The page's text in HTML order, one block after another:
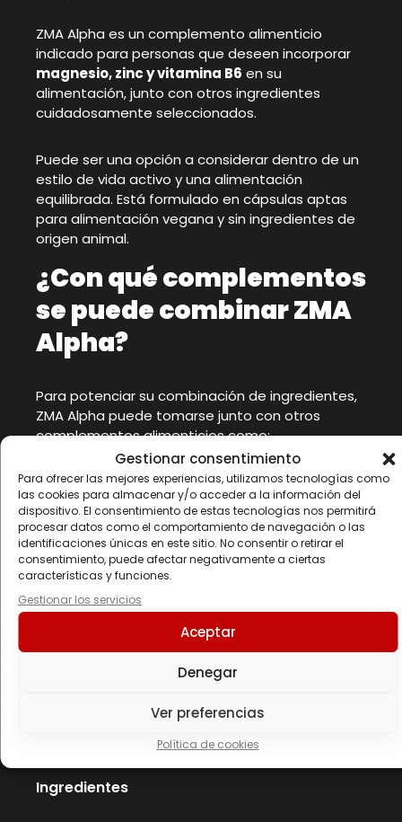
Gestionar consentimiento
Para ofrecer las mejores experiencias, utilizamos tecnologías como
las cookies para almacenar y/o acceder a la información del
dispositivo. El consentimiento de estas tecnologías nos permitirá
procesar datos como el comportamiento de navegación o las
identificaciones únicas en este sitio. No consentir o retirar el
consentimiento, puede afectar negativamente a ciertas
características y funciones.
Gestionar los servicios
Aceptar
Denegar
Ver preferencias
Política de cookies
ZMA Alpha es un complemento alimenticio
indicado para personas que deseen incorporar
magnesio, zinc y vitamina B6 en su
alimentación, junto con otros ingredientes
cuidadosamente seleccionados.
Puede ser una opción a considerar dentro de un
estilo de vida activo y una alimentación
equilibrada. Está formulado en cápsulas aptas
para alimentación vegana y sin ingredientes de
origen animal.
¿Con qué complementos
se puede combinar ZMA
Alpha?
Para potenciar su combinación de ingredientes,
ZMA Alpha puede tomarse junto con otros
complementos alimenticios como:
KSM-66®
ZMA Alpha ha sido formulado con ingredientes
de alta calidad, en formas biodisponibles, y bajo
estrictos estándares de producción para
garantizar su máxima pureza.
SABORES – Neutro,
FORMATOS – 90 caps
Ingredientes